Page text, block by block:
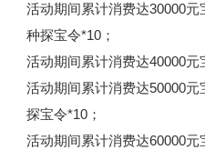
活动期间累计消费达30000
种探宝令*10；
活动期间累计消费达40000元
活动期间累计消费达50000
探宝令*10；
活动期间累计消费达60000元